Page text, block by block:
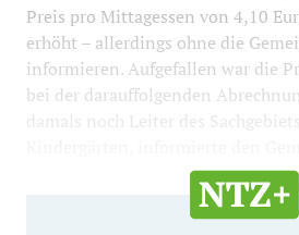
Preis pro Mittagessen von 4,10
erhöht – allerdings ohne die
informieren. Aufgefallen war die
bei der darauffolgenden
damals noch Leiter des